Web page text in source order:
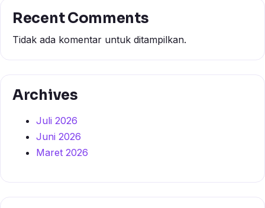
Recent Comments
Tidak ada komentar untuk ditampilkan.
Archives
Juli 2026
Juni 2026
Maret 2026